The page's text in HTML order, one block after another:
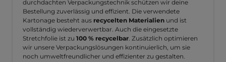
durchdachten Verpackungstechnik schützen wir deine
Bestellung zuverlässig und effizient. Die verwendete
Kartonage besteht aus recycelten Materialien und ist
vollständig wiederverwertbar. Auch die eingesetzte
Stretchfolie ist zu 100 % recycelbar . Zusätzlich optimieren
wir unsere Verpackungslösungen kontinuierlich, um sie
noch umweltfreundlicher und effizienter zu gestalten.